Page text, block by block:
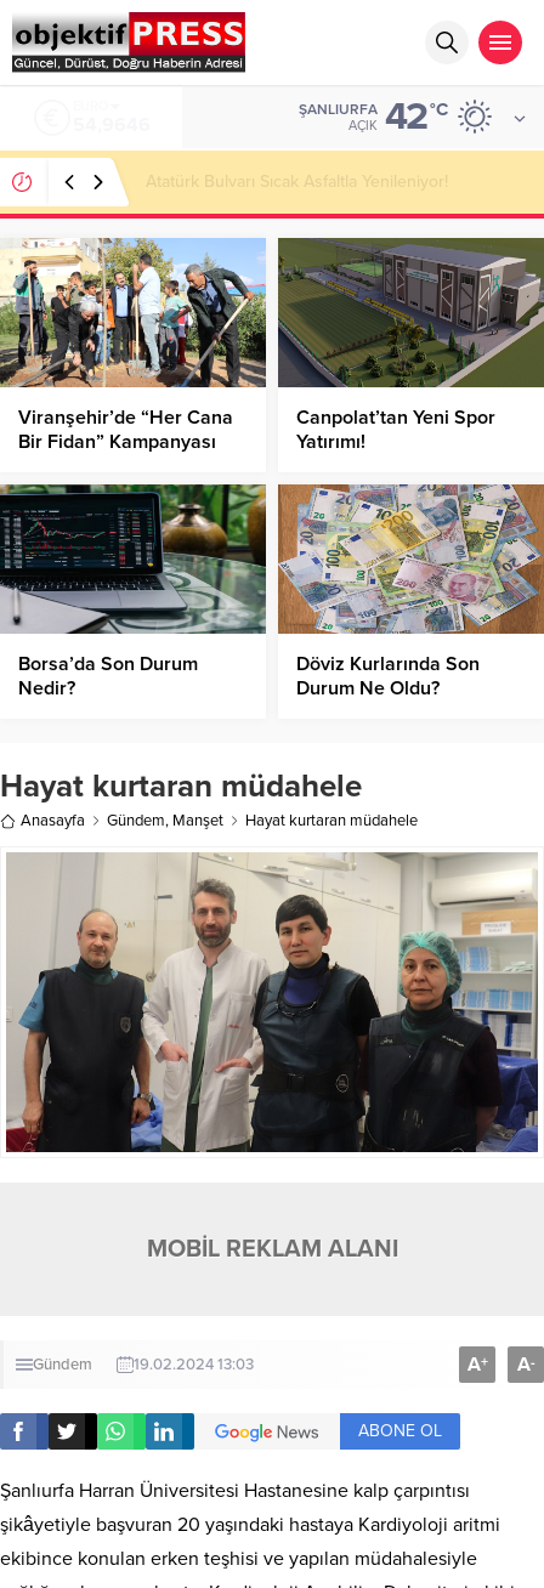
ŞANLIURFA
AÇIK 42°C
Temmuzda IPARD III Kapsamında 634,3 Milyon Lira
Hibe Ödemesi Yapıldı!
Viranşehir’de “Her Cana
Bir Fidan” Kampanyası
Canpolat’tan Yeni Spor
Yatırımı!
Borsa’da Son Durum
Nedir?
Döviz Kurlarında Son
Durum Ne Oldu?
Hayat kurtaran müdahele
Anasayfa Gündem, Manşet Hayat kurtaran müdahele
MOBİL REKLAM ALANI
Gündem 19.02.2024 13:03 A+ A-
ABONE OL
Şanlıurfa Harran Üniversitesi Hastanesine kalp çarpıntısı
şikâyetiyle başvuran 20 yaşındaki hastaya Kardiyoloji aritmi
ekibince konulan erken teşhisi ve yapılan müdahalesiyle